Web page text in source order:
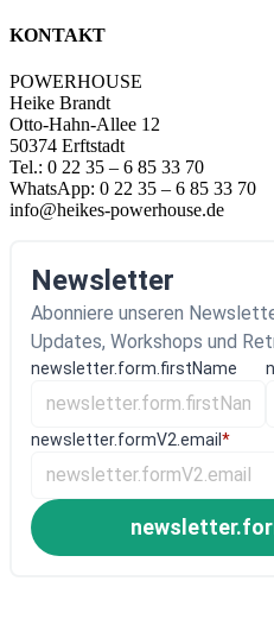
KONTAKT
POWERHOUSE
Heike Brandt
Otto-Hahn-Allee 12
50374 Erftstadt
Tel.: 0 22 35 – 6 85 33 70
WhatsApp: 0 22 35 – 6 85 33 70
info@heikes-powerhouse.de
Newsletter
Abonniere unseren
Updates, Workshops und
newsletter.form.firstName
newsletter.formV2.email *